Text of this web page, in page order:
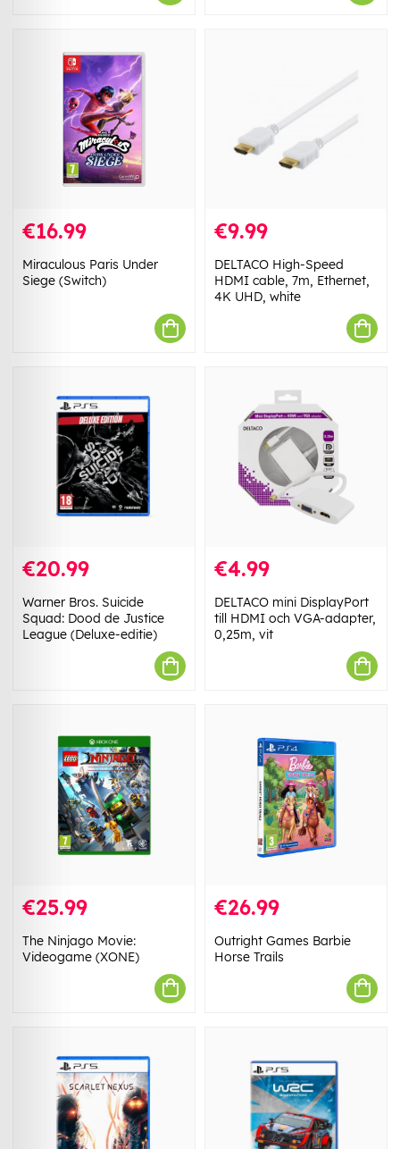
€16.99
Miraculous Paris Under
Siege (Switch)
€9.99
DELTACO High-Speed
HDMI cable, 7m, Ethernet,
4K UHD, white
€20.99
Warner Bros. Suicide
Squad: Dood de Justice
League (Deluxe-editie)
€4.99
DELTACO mini DisplayPort
till HDMI och VGA-adapter,
0,25m, vit
€25.99
The Ninjago Movie:
Videogame (XONE)
€26.99
Outright Games Barbie
Horse Trails